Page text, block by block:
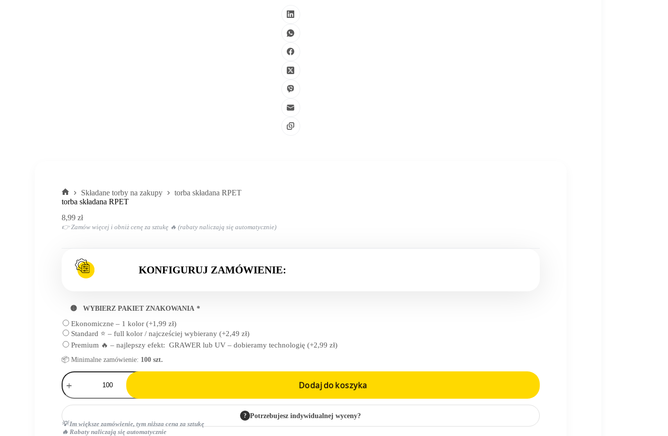
Strona
Składane torby na zakupy
torba składana RPET
torba składana RPET
8,99 zł
👉 Zamów więcej i obniż cenę za sztukę 🔥 (rabaty naliczają się automatycznie)
KONFIGURUJ ZAMÓWIENIE:
🟡 WYBIERZ PAKIET ZNAKOWANIA *
Ekonomiczne – 1 kolor (+1,99 zł)
Standard ⭐ – full kolor / najcześciej wybierany (+2,49 zł)
Premium 🔥 – najlepszy efekt: GRAWER lub UV – dobieramy technologię (+2,99 zł)
📦 Minimalne zamówienie: 100 szt.
ilość
torba
składana
RPET
Dodaj do koszyka
? Potrzebujesz indywidualnej wyceny?
💡 Im większe zamówienie, tym niższa cena za sztukę
🔥 Rabaty naliczają się automatycznie